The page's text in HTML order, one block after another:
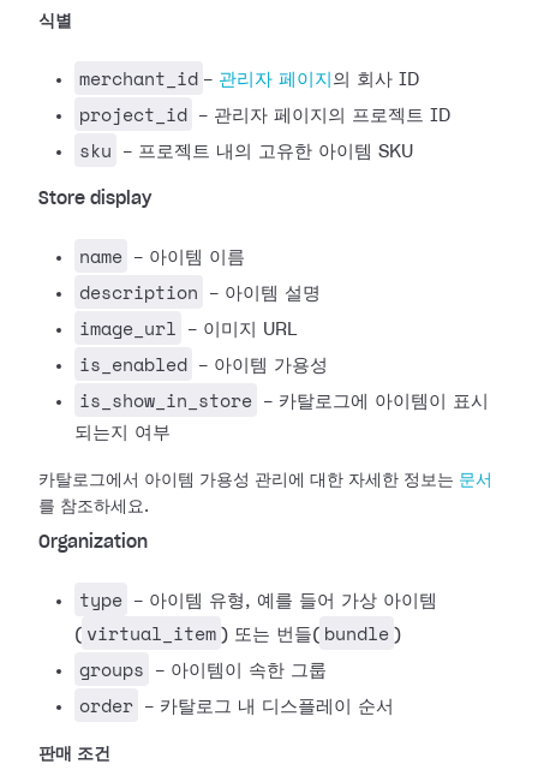
식별
merchant_id - 관리자 페이지 의 회사 ID
project_id - 관리자 페이지의 프로젝트 ID
sku - 프로젝트 내의 고유한 아이템 SKU
Store display
name - 아이템 이름
description - 아이템 설명
image_url - 이미지 URL
is_enabled - 아이템 가용성
is_show_in_store
- 카탈로그에 아이템이 표시
되는지 여부
카탈로그에서 아이템 가용성 관리에 대한 자세한 정보는 문서
를 참조하세요.
Organization
type
- 아이템 유형, 예를 들어 가상 아이템
( virtual_item ) 또는 번들( bundle )
groups - 아이템이 속한 그룹
order - 카탈로그 내 디스플레이 순서
판매 조건